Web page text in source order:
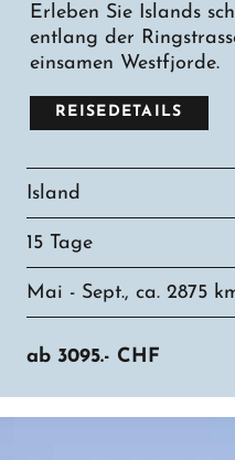
Erleben Sie Islands
entlang der
einsamen Westfjorde.
REISEDETAILS
Island
15 Tage
Mai - Sept., ca. 2875
ab 3095.- CHF